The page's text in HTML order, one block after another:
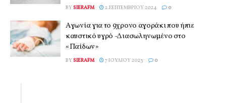
BY SIERAFM 2 ΣΕΠΤΕΜΒΡΊΟΥ 2024 0
Αγωνία για το 9χρονο αγοράκι που ήπιε
καυστικό υγρό -Διασωληνωμένο στο
«Παίδων»
BY SIERAFM 7 ΙΟΥΛΊΟΥ 2023 0